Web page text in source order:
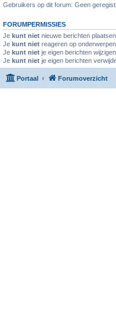
Gebruikers op dit forum: Geen
FORUMPERMISSIES
Je kunt niet nieuwe berichten
Je kunt niet reageren op
Je kunt niet je eigen berichten
Je kunt niet je eigen berichten
Portaal Forumoverzicht